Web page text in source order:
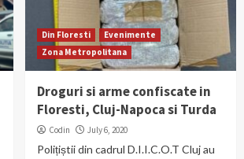
Din Floresti
Evenimente
Zona Metropolitana
Droguri si arme confiscate in
Floresti, Cluj-Napoca si Turda
Codin July 6, 2020
Polițiștii din cadrul D.I.I.C.O.T Cluj au